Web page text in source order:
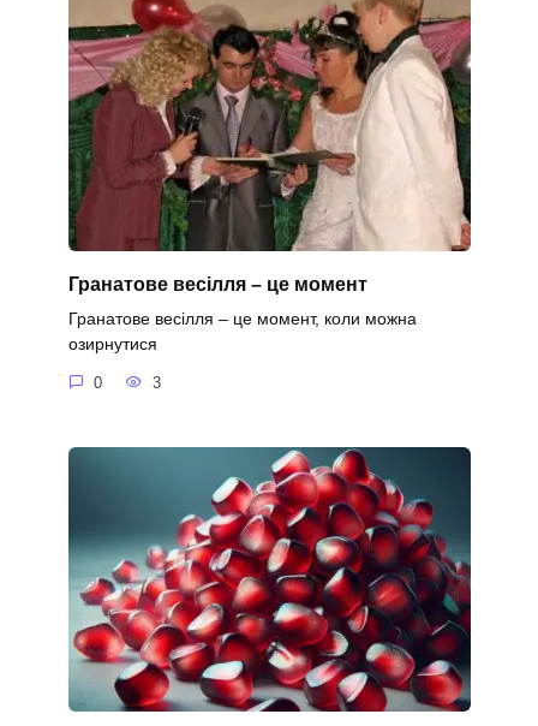
Гранатове весілля – це момент
Гранатове весілля – це момент, коли можна
озирнутися
0 3